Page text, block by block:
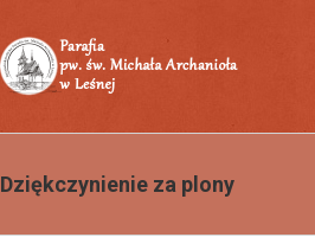
Dziękczynienie za plony